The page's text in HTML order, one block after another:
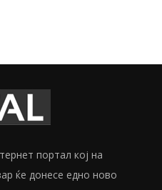
портал кој на
ќе донесе едно ново